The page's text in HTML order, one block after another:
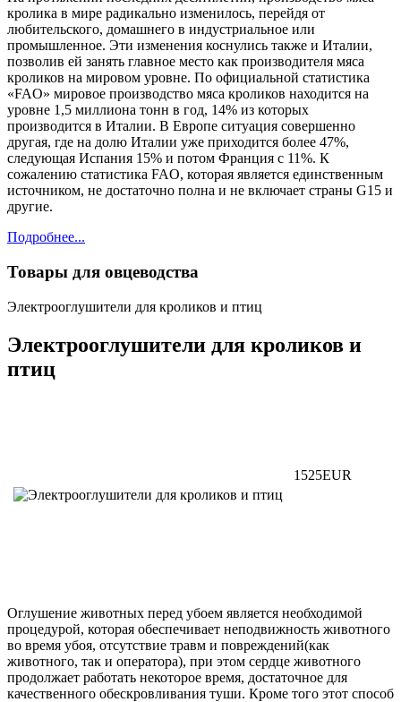
кролика в мире радикально изменилось, перейдя от
любительского, домашнего в индустриальное или
промышленное. Эти изменения коснулись также и Италии,
позволив ей занять главное место как производителя мяса
кроликов на мировом уровне. По официальной статистика
«FAO» мировое производство мяса кроликов находится на
уровне 1,5 миллиона тонн в год, 14% из которых
производится в Италии. В Европе ситуация совершенно
другая, где на долю Италии уже приходится более 47%,
следующая Испания 15% и потом Франция с 11%. К
сожалению статистика FAO, которая является единственным
источником, не достаточно полна и не включает страны G15 и
другие.
Подробнее...
Товары для овцеводства
Электрооглушители для кроликов и птиц
Электрооглушители для кроликов и
птиц
1525EUR
Оглушение животных перед убоем является необходимой
процедурой, которая обеспечивает неподвижность животного
во время убоя, отсутствие травм и повреждений(как
животного, так и оператора), при этом сердце животного
продолжает работать некоторое время, достаточное для
качественного обескровливания туши. Кроме того этот способ